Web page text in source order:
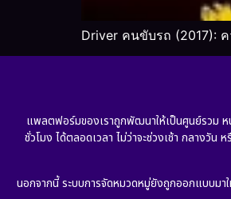
Driver คนขับรถ (2017):
แพลตฟอร์มของเราถูกพัฒนาให้เป็นศูนย์รวม ห
ชั่วโมง ได้ตลอดเวลา ไม่ว่าจะช่วงเช้า กลางวั
นอกจากนี้ ระบบการจัดหมวดหมู่ยังถูกออกแบบมา